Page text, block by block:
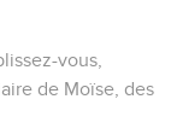
vous,
de Moïse, des